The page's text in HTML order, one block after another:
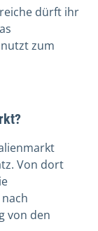
dürft ihr
zum
Von dort
von den